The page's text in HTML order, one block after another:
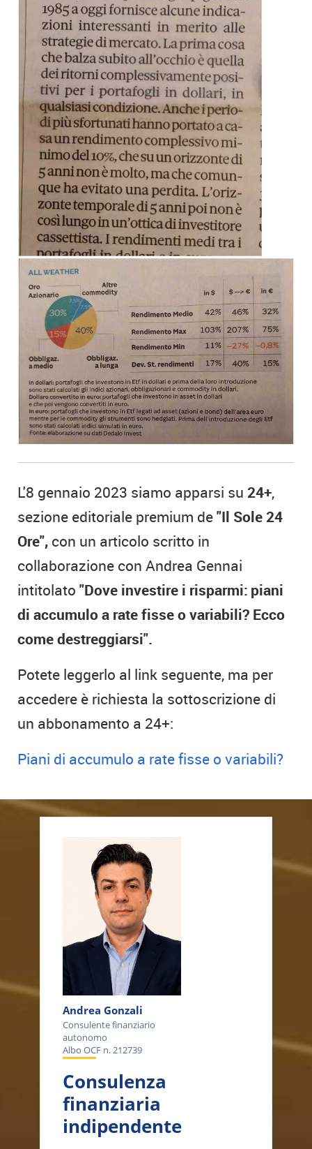
L'8 gennaio 2023 siamo apparsi su 24+,
sezione editoriale premium de"Il Sole 24
Ore", con un articolo scritto in
collaborazione con Andrea Gennai
intitolato "Dove investire i risparmi: piani
di accumulo a rate fisse o variabili? Ecco
come destreggiarsi".
Potete leggerlo al link seguente, ma per
accedere è richiesta la sottoscrizione di
un abbonamento a 24+:
Piani di accumulo a rate fisse o variabili?
Andrea Gonzali
Consulente finanziario
autonomo
Albo OCF n. 212739
Consulenza
finanziaria
indipendente